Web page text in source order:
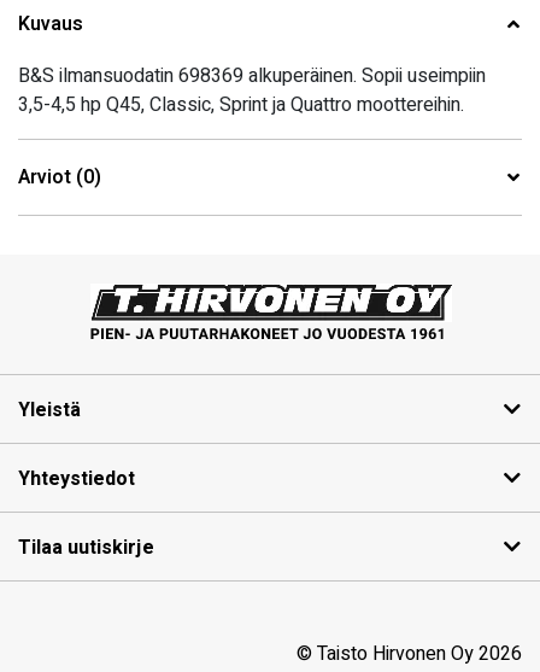
Kuvaus
B&S ilmansuodatin 698369 alkuperäinen. Sopii useimpiin
3,5-4,5 hp Q45, Classic, Sprint ja Quattro moottereihin.
Arviot (0)
Yleistä
Yhteystiedot
Tilaa uutiskirje
© Taisto Hirvonen Oy 2026